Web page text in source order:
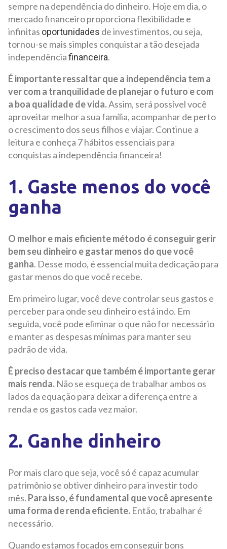
sempre na dependência do dinheiro. Hoje em dia, o
mercado financeiro proporciona flexibilidade e
infinitas oportunidades de investimentos, ou seja,
tornou-se mais simples conquistar a tão desejada
independênciafinanceira.
É importante ressaltar que a independência tem a
ver com a tranquilidade de planejar o futuro e com
a boa qualidade de vida.Assim, será possível você
aproveitar melhor a sua família, acompanhar de perto
o crescimento dos seus filhos e viajar. Continue a
leitura e conheça 7 hábitos essenciais para
conquistas a independência financeira!
1. Gaste menos do você
ganha
O melhor e mais eficiente método é conseguir gerir
bem seu dinheiro e gastar menos do que você
ganha. Desse modo, é essencial muita dedicação para
gastar menos do que você recebe.
Em primeiro lugar, você deve controlar seus gastos e
perceber para onde seu dinheiro está indo. Em
seguida, você pode eliminar o que não for necessário
e manter as despesas mínimas para manter seu
padrão de vida.
É preciso destacar que também é importante gerar
mais renda. Não se esqueça de trabalhar ambos os
lados da equação para deixar a diferença entre a
renda e os gastos cada vez maior.
2. Ganhe dinheiro
Por mais claro que seja, você só é capaz acumular
patrimônio se obtiver dinheiro para investir todo
mês. Para isso, é fundamental que você apresente
uma forma de renda eficiente. Então, trabalhar é
necessário.
Quando estamos focados em conseguir bons